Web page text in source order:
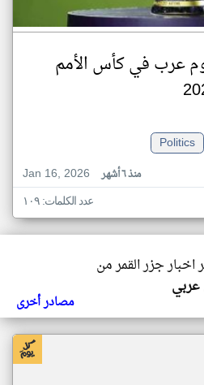
7 نجوم عرب في كأس الأمم
Politics
Jan 16, 2026
منذ ٦ أشهر
عدد الكلمات: ١٠٩
اخبار جزر القمر من
عربي
مصادر أخرى